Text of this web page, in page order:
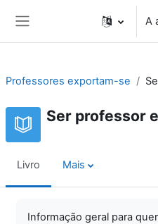
A
Professores exportam-se
Ser professor
Livro Mais
Informação geral para